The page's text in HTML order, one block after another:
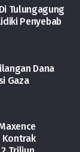
Tulungagung
Penyebab
Dana
Gaza
Kontrak